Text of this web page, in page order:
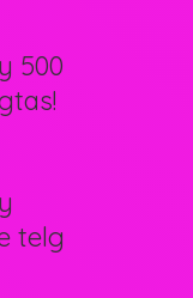
500
telg